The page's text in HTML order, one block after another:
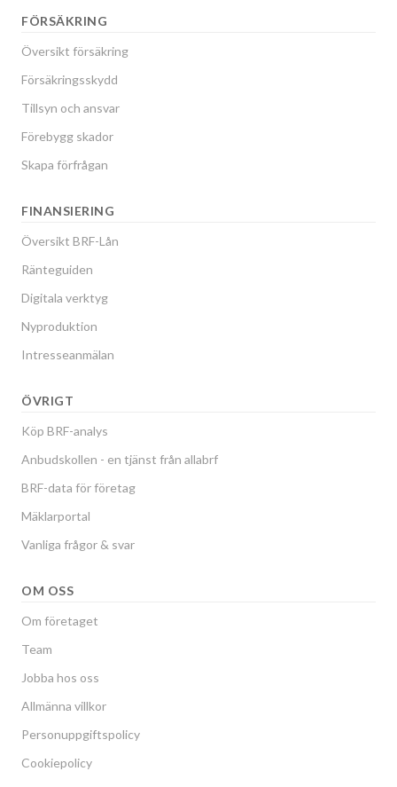
FÖRSÄKRING
Översikt försäkring
Försäkringsskydd
Tillsyn och ansvar
Förebygg skador
Skapa förfrågan
FINANSIERING
Översikt BRF-Lån
Ränteguiden
Digitala verktyg
Nyproduktion
Intresseanmälan
ÖVRIGT
Köp BRF-analys
Anbudskollen - en tjänst från allabrf
BRF-data för företag
Mäklarportal
Vanliga frågor & svar
OM OSS
Om företaget
Team
Jobba hos oss
Allmänna villkor
Personuppgiftspolicy
Cookiepolicy